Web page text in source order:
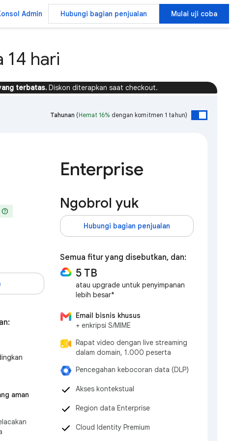
Admin Hubungi bagian penjualan Mulai uji coba
14 hari
terbatas. Diskon diterapkan saat checkout.
Tahunan (Hemat 16% dengan komitmen 1 tahun)
help
aman
Enterprise
Ngobrol yuk
Hubungi bagian penjualan
Semua fitur yang disebutkan, dan:
5 TB
atau upgrade untuk penyimpanan
lebih besar*
Email bisnis khusus
+ enkripsi S/MIME
Rapat video dengan live streaming
dalam domain, 1.000 peserta
Pencegahan kebocoran data (DLP)
Akses kontekstual
Region data Enterprise
Cloud Identity Premium